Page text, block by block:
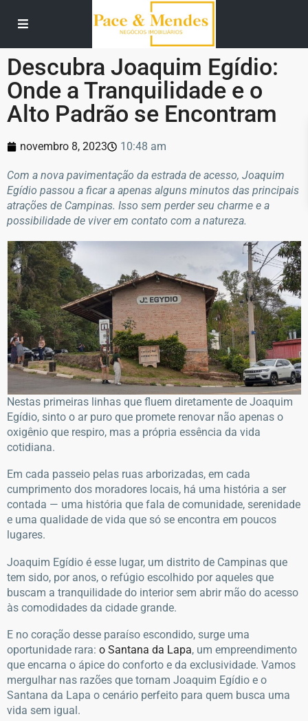
Descubra Joaquim Egídio:
Onde a Tranquilidade e o
Alto Padrão se Encontram
novembro 8, 2023 10:48 am
Com a nova pavimentação da estrada de acesso, Joaquim
Egídio passou a ficar a apenas alguns minutos das principais
atrações de Campinas. Isso sem perder seu charme e a
possibilidade de viver em contato com a natureza.
Nestas primeiras linhas que fluem diretamente de Joaquim
Egídio, sinto o ar puro que promete renovar não apenas o
oxigênio que respiro, mas a própria essência da vida
cotidiana.
Em cada passeio pelas ruas arborizadas, em cada
cumprimento dos moradores locais, há uma história a ser
contada — uma história que fala de comunidade, serenidade
e uma qualidade de vida que só se encontra em poucos
lugares.
Joaquim Egídio é esse lugar, um distrito de Campinas que
tem sido, por anos, o refúgio escolhido por aqueles que
buscam a tranquilidade do interior sem abrir mão do acesso
às comodidades da cidade grande.
E no coração desse paraíso escondido, surge uma
oportunidade rara:o Santana da Lapa, um empreendimento
que encarna o ápice do conforto e da exclusividade. Vamos
mergulhar nas razões que tornam Joaquim Egídio e o
Santana da Lapa o cenário perfeito para quem busca uma
vida sem igual.